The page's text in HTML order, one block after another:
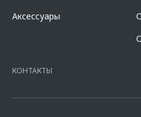
кредита в разделе «Кредит на
Кредит
16.01.2015. Предложение
Аксессуары
КОНТАКТЫ